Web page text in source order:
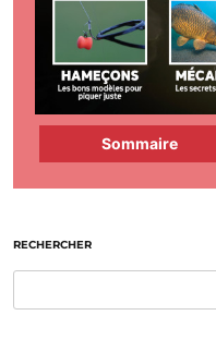
Sommaire
RECHERCHER